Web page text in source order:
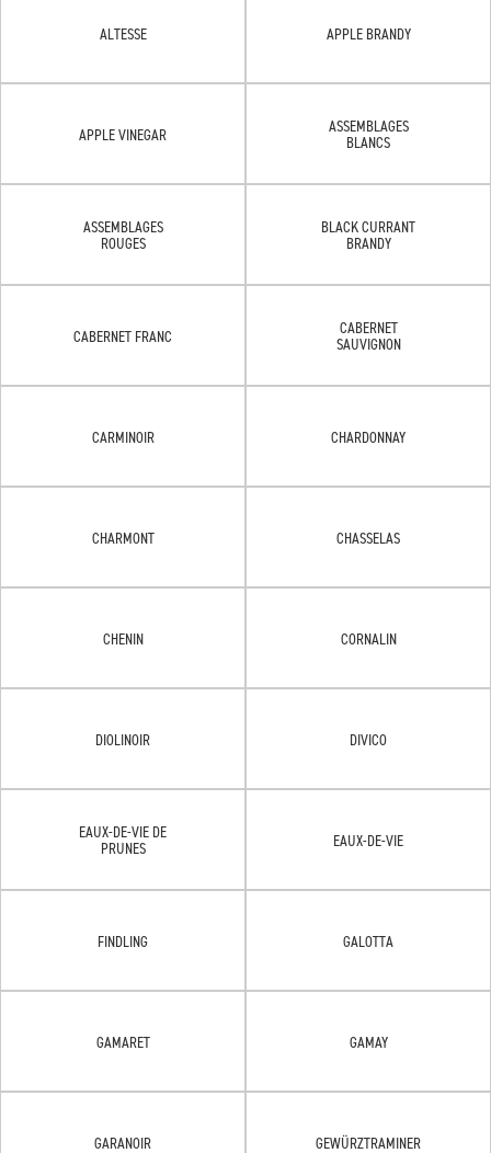
ALTESSE APPLE BRANDY
APPLE VINEGAR
ASSEMBLAGES
BLANCS
ASSEMBLAGES
ROUGES
BLACK CURRANT
BRANDY
CABERNET FRANC
CABERNET
SAUVIGNON
CARMINOIR CHARDONNAY
CHARMONT CHASSELAS
CHENIN CORNALIN
DIOLINOIR DIVICO
EAUX-DE-VIE DE
PRUNES
EAUX-DE-VIE
FINDLING GALOTTA
GAMARET GAMAY
GARANOIR GEWÜRZTRAMINER